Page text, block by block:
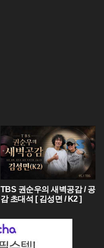
TBS 권순우의 새벽공감 / 공
감 초대석 [ 김성면 / K2 ]